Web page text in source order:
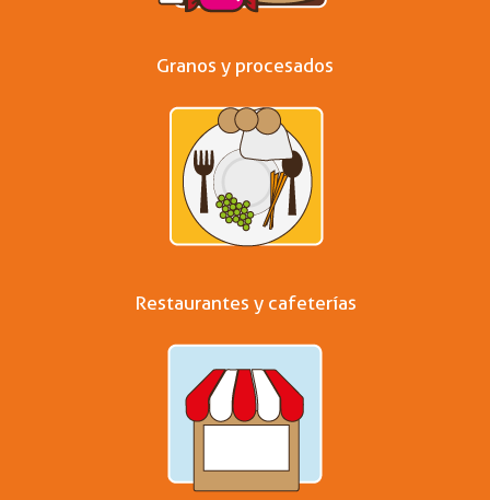
Granos y procesados
Restaurantes y cafeterías